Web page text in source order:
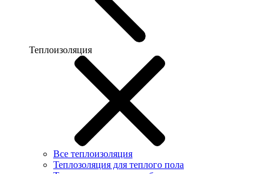
Теплоизоляция
Все теплоизоляция
Теплозоляция для теплого пола